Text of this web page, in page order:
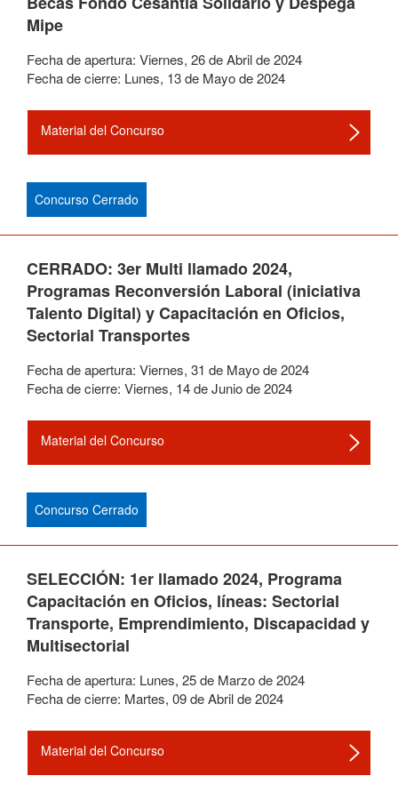
Mipe
Fecha de apertura: Viernes, 26deAbrilde2024
Fecha de cierre: Lunes, 13de Mayode2024
Material del Concurso
Concurso Cerrado
CERRADO: 3er Multi llamado 2024,
Programas Reconversión Laboral (iniciativa
Talento Digital) y Capacitación en Oficios,
Sectorial Transportes
Fecha de apertura: Viernes, 31 de Mayode2024
Fecha de cierre: Viernes, 14deJuniode2024
Material del Concurso
Concurso Cerrado
SELECCIÓN: 1er llamado 2024, Programa
Capacitación en Oficios, líneas: Sectorial
Transporte, Emprendimiento, Discapacidad y
Multisectorial
Fecha de apertura: Lunes, 25de Marzode2024
Fecha de cierre: Martes, 09deAbrilde2024
Material del Concurso